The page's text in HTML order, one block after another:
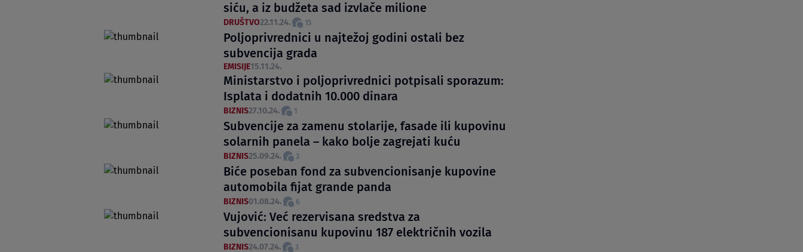
siću, a iz budžeta sad izvlače milione
DRUŠTVO22.11.24. 15
Poljoprivrednici u najtežoj godini ostali bez
subvencija grada
EMISIJE15.11.24.
Ministarstvo i poljoprivrednici potpisali sporazum:
Isplata i dodatnih 10.000 dinara
BIZNIS27.10.24. 1
Subvencije za zamenu stolarije, fasade ili kupovinu
solarnih panela – kako bolje zagrejati kuću
BIZNIS25.09.24. 3
Biće poseban fond za subvencionisanje kupovine
automobila fijat grande panda
BIZNIS01.08.24. 6
Vujović: Već rezervisana sredstva za
subvencionisanu kupovinu 187 električnih vozila
BIZNIS24.07.24. 3